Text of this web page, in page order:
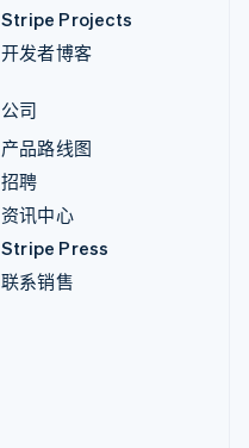
Stripe Projects
开发者博客
公司
产品路线图
招聘
资讯中心
Stripe Press
联系销售